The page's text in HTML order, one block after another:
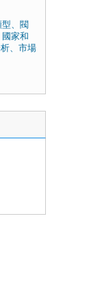
、閥
家和
、市場